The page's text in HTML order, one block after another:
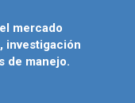
mercado
investigación
de manejo.